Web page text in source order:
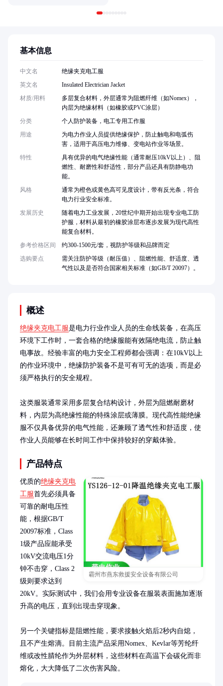
概述
绝缘夹克电工服是电力行业作业人员的生命线装备，在高压
环境下工作时，一套合格的绝缘服能有效隔绝电流，防止触
电事故。经验丰富的电力安全工程师都会强调：在10kV以上
的作业环境中，绝缘防护装备不是可有可无的选项，而是必
须严格执行的安全规程。
这类服装通常采用多层复合结构设计，外层为阻燃耐磨材
料，内层为高绝缘性能的特殊涂层或薄膜。现代高性能绝缘
服不仅具备优异的电气性能，还兼顾了透气性和舒适度，使
作业人员能够在长时间工作中保持较好的穿戴体验。
产品特点
霸州市燕东救援安全设备有限公司
优质的绝缘夹克电
工服首先必须具备
可靠的耐电压性
能，根据GB/T
20097标准，Class
1级产品应能承受
10kV交流电压1分
钟不击穿，Class 2
级则要求达到
20kV。实际测试中，我们会用专业设备在服装表面施加逐渐
升高的电压，直到出现击穿现象。
另一个关键指标是阻燃性能，要求接触火焰后2秒内自熄，
且不产生熔滴。目前主流产品采用Nomex、Kevlar等芳纶纤
维或改性腈纶作为外层材料，这些材料在高温下会碳化而非
熔化，大大降低了二次伤害风险。
基本信息
中文名
绝缘夹克电工服
英文名
Insulated Electrician Jacket
材质/用料
多层复合材料，外层通常为阻燃纤维（如Nomex），
内层为绝缘材料（如橡胶或PVC涂层）
分类
个人防护装备，电工专用工作服
用途
为电力作业人员提供绝缘保护，防止触电和电弧伤
害，适用于高压电力维修、变电站作业等场景。
特性
具有优异的电气绝缘性能（通常耐压10kV以上）、阻
燃性、耐磨性和舒适性，部分产品还具有防静电功
能。
风格
通常为橙色或黄色高可见度设计，带有反光条，符合
电力行业安全标准。
发展历史
随着电力工业发展，20世纪中期开始出现专业电工防
护服，材料从最初的橡胶涂层布逐步发展为现代高性
能复合材料。
参考价格区间
约300-1500元/套，视防护等级和品牌而定
选购要点
需关注防护等级（耐压值）、阻燃性能、舒适度、透
气性以及是否符合国家相关标准（如GB/T 20097）。